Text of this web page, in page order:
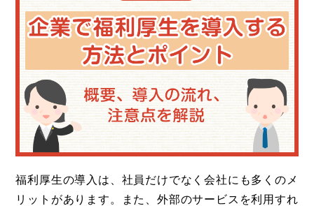
福利厚生の導入は、社員だけでなく会社にも多くのメ
リットがあります。また、外部のサービスを利用すれ